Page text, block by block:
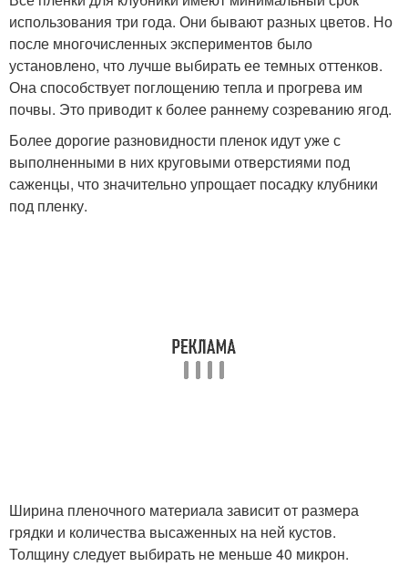
использования три года. Они бывают разных цветов. Но
после многочисленных экспериментов было
установлено, что лучше выбирать ее темных оттенков.
Она способствует поглощению тепла и прогрева им
почвы. Это приводит к более раннему созреванию ягод.
Более дорогие разновидности пленок идут уже с
выполненными в них круговыми отверстиями под
саженцы, что значительно упрощает посадку клубники
под пленку.
Ширина пленочного материала зависит от размера
грядки и количества высаженных на ней кустов.
Толщину следует выбирать не меньше 40 микрон.